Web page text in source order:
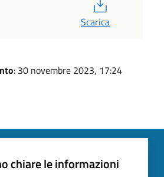
Scarica
: 30 novembre 2023, 17:24
chiare le informazioni